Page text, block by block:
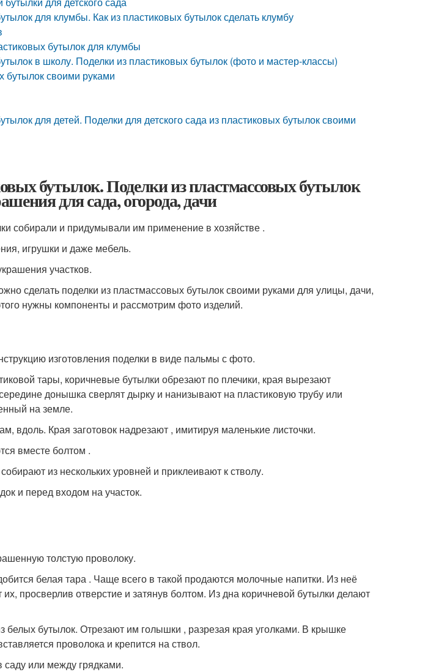
для клумбы. Как из пластиковых бутылок сделать клумбу
бутылок для клумбы
в школу. Поделки из пластиковых бутылок (фото и мастер-классы)
бутылок своими руками
для детей. Поделки для детского сада из пластиковых бутылок своими
бутылок. Поделки из пластмассовых бутылок
для сада, огорода, дачи
собирали и придумывали им применение в хозяйстве .
игрушки и даже мебель.
участков.
сделать поделки из пластмассовых бутылок своими руками для улицы, дачи,
нужны компоненты и рассмотрим фото изделий.
изготовления поделки в виде пальмы с фото.
тары, коричневые бутылки обрезают по плечики, края вырезают
донышка сверлят дырку и нанизывают на пластиковую трубу или
на земле.
вдоль. Края заготовок надрезают , имитируя маленькие листочки.
вместе болтом .
из нескольких уровней и приклеивают к стволу.
и перед входом на участок.
толстую проволоку.
белая тара . Чаще всего в такой продаются молочные напитки. Из неё
просверлив отверстие и затянув болтом. Из дна коричневой бутылки делают
белых бутылок. Отрезают им голышки , разрезая края уголками. В крышке
проволока и крепится на ствол.
саду или между грядками.